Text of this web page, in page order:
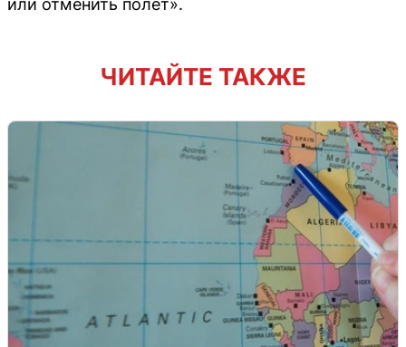
или отменить полёт».
ЧИТАЙТЕ ТАКЖЕ